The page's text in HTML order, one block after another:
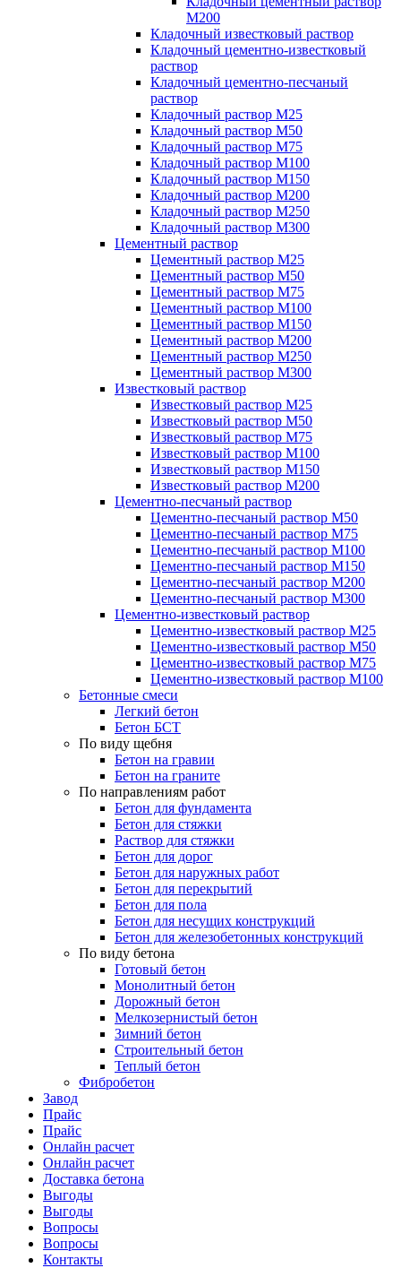
М200
Кладочный известковый раствор
Кладочный цементно-известковый
раствор
Кладочный цементно-песчаный
раствор
Кладочный раствор М25
Кладочный раствор М50
Кладочный раствор М75
Кладочный раствор М100
Кладочный раствор М150
Кладочный раствор М200
Кладочный раствор М250
Кладочный раствор М300
Цементный раствор
Цементный раствор М25
Цементный раствор М50
Цементный раствор М75
Цементный раствор М100
Цементный раствор М150
Цементный раствор М200
Цементный раствор М250
Цементный раствор М300
Известковый раствор
Известковый раствор М25
Известковый раствор М50
Известковый раствор М75
Известковый раствор М100
Известковый раствор М150
Известковый раствор М200
Цементно-песчаный раствор
Цементно-песчаный раствор М50
Цементно-песчаный раствор М75
Цементно-песчаный раствор М100
Цементно-песчаный раствор М150
Цементно-песчаный раствор М200
Цементно-песчаный раствор М300
Цементно-известковый раствор
Цементно-известковый раствор М25
Цементно-известковый раствор М50
Цементно-известковый раствор М75
Цементно-известковый раствор М100
Бетонные смеси
Легкий бетон
Бетон БСТ
По виду щебня
Бетон на гравии
Бетон на граните
По направлениям работ
Бетон для фундамента
Бетон для стяжки
Раствор для стяжки
Бетон для дорог
Бетон для наружных работ
Бетон для перекрытий
Бетон для пола
Бетон для несущих конструкций
Бетон для железобетонных конструкций
По виду бетона
Готовый бетон
Монолитный бетон
Дорожный бетон
Мелкозернистый бетон
Зимний бетон
Строительный бетон
Теплый бетон
Фибробетон
Завод
Прайс
Прайс
Онлайн расчет
Онлайн расчет
Доставка бетона
Выгоды
Выгоды
Вопросы
Вопросы
Контакты